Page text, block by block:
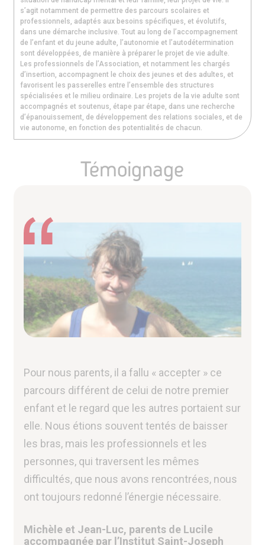
s’agit notamment de permettre des parcours scolaires et
professionnels, adaptés aux besoins spécifiques, et évolutifs,
dans une démarche inclusive. Tout au long de l’accompagnement
de l’enfant et du jeune adulte, l’autonomie et l’autodétermination
sont développées, de manière à préparer le projet de vie adulte.
Les professionnels de l’Association, et notamment les chargés
d’insertion, accompagnent le choix des jeunes et des adultes, et
favorisent les passerelles entre l’ensemble des structures
spécialisées et le milieu ordinaire. Les projets de la vie adulte sont
accompagnés et soutenus, étape par étape, dans une recherche
d’épanouissement, de développement des relations sociales, et de
vie autonome, en fonction des potentialités de chacun.
Témoignage
Pour nous parents, il a fallu « accepter » ce
parcours différent de celui de notre premier
enfant et le regard que les autres portaient sur
elle. Nous étions souvent tentés de baisser
les bras, mais les professionnels et les
personnes, qui traversent les mêmes
difficultés, que nous avons rencontrées, nous
ont toujours redonné l’énergie nécessaire.
Michèle et Jean-Luc, parents de Lucile
accompagnée par l’Institut Saint-Joseph